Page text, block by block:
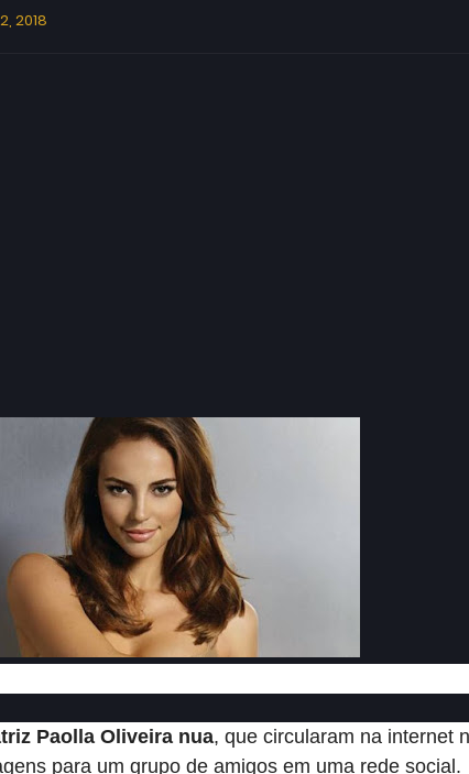
2018
Paolla Oliveira nua, que circularam na internet
para um grupo de amigos em uma rede social.